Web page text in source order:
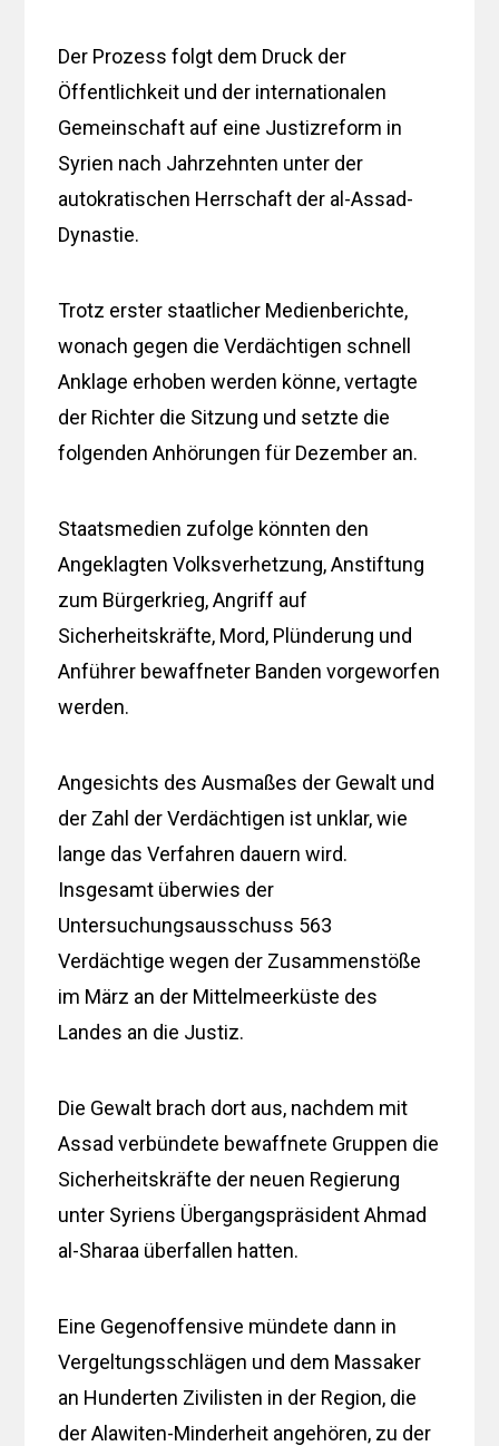
Der Prozess folgt dem Druck der
Öffentlichkeit und der internationalen
Gemeinschaft auf eine Justizreform in
Syrien nach Jahrzehnten unter der
autokratischen Herrschaft der al-Assad-
Dynastie.
Trotz erster staatlicher Medienberichte,
wonach gegen die Verdächtigen schnell
Anklage erhoben werden könne, vertagte
der Richter die Sitzung und setzte die
folgenden Anhörungen für Dezember an.
Staatsmedien zufolge könnten den
Angeklagten Volksverhetzung, Anstiftung
zum Bürgerkrieg, Angriff auf
Sicherheitskräfte, Mord, Plünderung und
Anführer bewaffneter Banden vorgeworfen
werden.
Angesichts des Ausmaßes der Gewalt und
der Zahl der Verdächtigen ist unklar, wie
lange das Verfahren dauern wird.
Insgesamt überwies der
Untersuchungsausschuss 563
Verdächtige wegen der Zusammenstöße
im März an der Mittelmeerküste des
Landes an die Justiz.
Die Gewalt brach dort aus, nachdem mit
Assad verbündete bewaffnete Gruppen die
Sicherheitskräfte der neuen Regierung
unter Syriens Übergangspräsident Ahmad
al-Sharaa überfallen hatten.
Eine Gegenoffensive mündete dann in
Vergeltungsschlägen und dem Massaker
an Hunderten Zivilisten in der Region, die
der Alawiten-Minderheit angehören, zu der